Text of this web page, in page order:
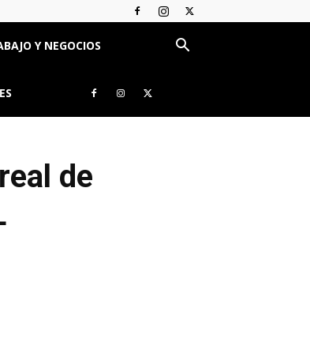
Y NEGOCIOS
de